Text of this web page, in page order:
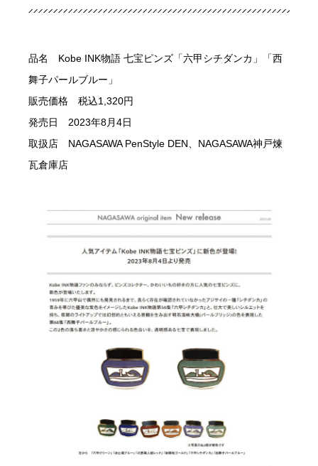
品名 Kobe INK物語 七宝ピンズ「六甲シチダンカ」「西
舞子パールブルー」
販売価格 税込1,320円
発売日 2023年8月4日
取扱店 NAGASAWA PenStyle DEN、NAGASAWA神戸煉
瓦倉庫店